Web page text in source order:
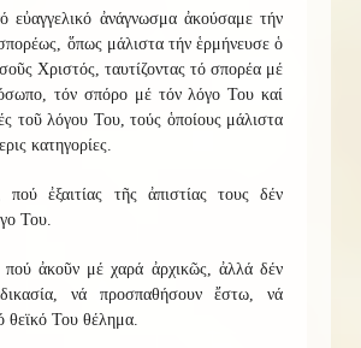
εὐαγγελικό ἀνάγνωσμα ἀκούσαμε τήν
ὅπως μάλιστα τήν ἑρμήνευσε ὁ
Χριστός, ταυτίζοντας τό σπορέα μέ
τόν σπόρο μέ τόν λόγο Του καί
τοῦ λόγου Του, τούς ὁποίους μάλιστα
κατηγορίες.
πού ἐξαιτίας τῆς ἀπιστίας τους δέν
Του.
πού ἀκοῦν μέ χαρά ἀρχικῶς, ἀλλά δέν
νά προσπαθήσουν ἔστω, νά
θεϊκό Του θέλημα.